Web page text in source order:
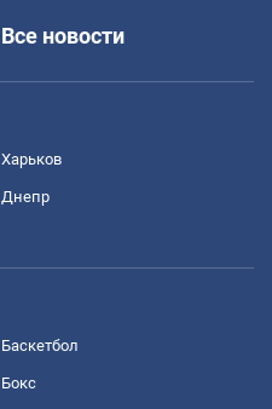
Все новости
Харьков
Днепр
Баскетбол
Бокс